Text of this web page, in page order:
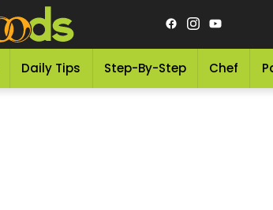
Daily Tips Step-By-Step Chef